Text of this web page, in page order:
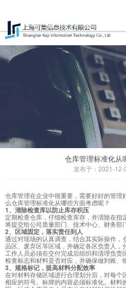
仓库管理标准化从
发布于：2021-12-
仓库管理在企业中很重要，需要好好的管
么仓库管理标准化从哪些方面考虑呢？
1、清除检查库以防止库存积压
定期检查仓库，仔细检查库存，并清除在
将提交给公司质量部门、技术中心、财务部
2、区域固定，落实责任到人
通过对现场的认真调查，结合其实际操作
品区、废弃区等区域，并确定各区负责人
工作人员必须在交付完成后组织和清理负
检查标志和材料是否对应，并确保做到账、
3、规格标记，提高材料分配效率
在对材料存储区域进行合理划分后，对每
相应的符号。标牌的内容必须标准化。材料